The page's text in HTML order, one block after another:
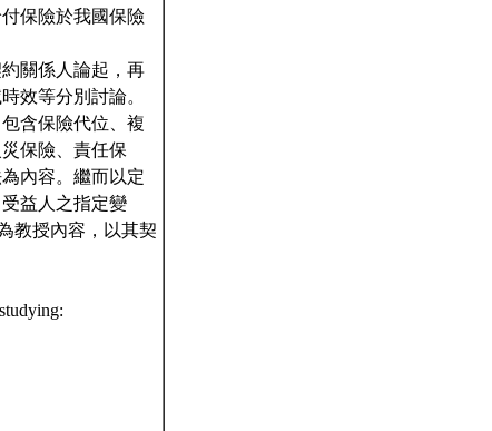
保險於我國保險
關係人論起，再
效等分別討論。
含保險代位、複
保險、責任保
內容。繼而以定
益人之指定變
教授內容，以其契